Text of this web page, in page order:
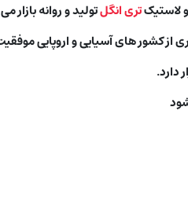
لاستیکتری انگلتولید و روانه بازار
از کشور های آسیایی و اروپایی
دارد.